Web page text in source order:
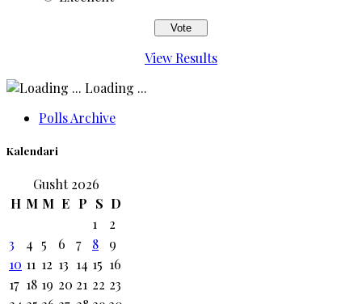
View Results
Loading ...
Polls Archive
Kalendari
Gusht 2026
H M M E P S D
1
2
3
4 5 6 7 8
9
10 11 12 13 14 15 16
17 18 19 20 21 22 23